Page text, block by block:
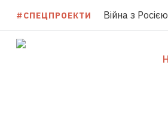
#СПЕЦПРОЕКТИ Війна з Росією